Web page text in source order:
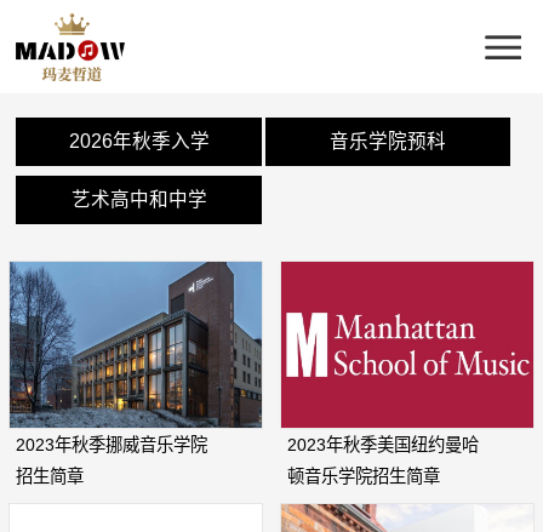
2026年秋季入学 音乐学院预科
艺术高中和中学
2023年秋季挪威音乐学院
招生简章
2023年秋季美国纽约曼哈
顿音乐学院招生简章